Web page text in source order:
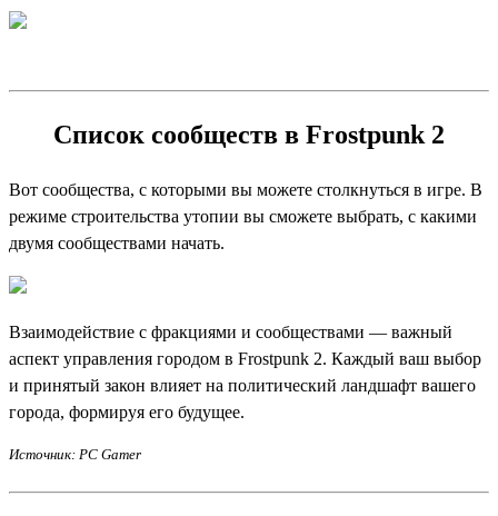
Список сообществ в Frostpunk 2
Вот сообщества, с которыми вы можете столкнуться в игре. В
режиме строительства утопии вы сможете выбрать, с какими
двумя сообществами начать.
Взаимодействие с фракциями и сообществами — важный
аспект управления городом в Frostpunk 2. Каждый ваш выбор
и принятый закон влияет на политический ландшафт вашего
города, формируя его будущее.
Источник: PC Gamer